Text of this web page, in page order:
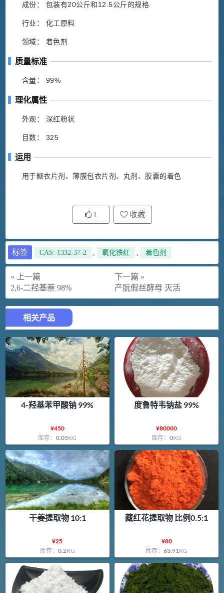
成份： 包装有20公斤和12.5公斤的规格
行业： 化工原料
领域： 着色剂
质量标准
含量： 99%
理化属性
外观： 深红粉状
目数： 325
运用
用于糖衣片剂、薄膜包衣片剂、丸剂、胶囊的着色
1 收藏
标签 CAS: 1332-37-2 , 氧化铁红 , 着色剂
« 上一篇
2,6-二羟基萘 98%
下一篇 »
产朊假丝酵母 灭活
相关产品
4-羟基苯甲酸钠 99%
¥450
库存：0.05KG
度鲁特韦钠盐 99%
¥80000
库存：0KG
干姜提取物 10:1
¥25
库存： 0.2KG
藏红花提取物 比例0.5:1
¥80
库存：63.91 KG